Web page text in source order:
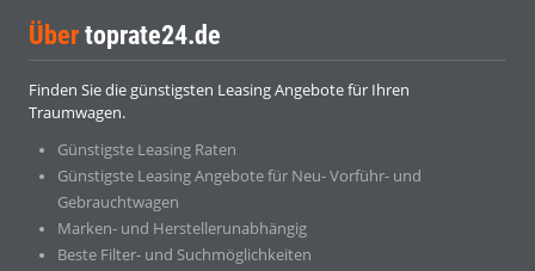
Über toprate24.de
Finden Sie die günstigsten Leasing Angebote für Ihren
Traumwagen.
Günstigste Leasing Raten
Günstigste Leasing Angebote für Neu- Vorführ- und
Gebrauchtwagen
Marken- und Herstellerunabhängig
Beste Filter- und Suchmöglichkeiten